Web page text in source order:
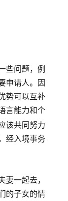
些问题，例
申请人。因
势可以互补
言能力和个
该共同努力
经入境事务
一起去，
的子女的情